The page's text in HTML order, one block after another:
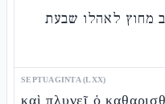
מחוץ לאהלו שבעת
SEPTUAGINTA (LXX)
καὶ πλυνεῖ ὁ